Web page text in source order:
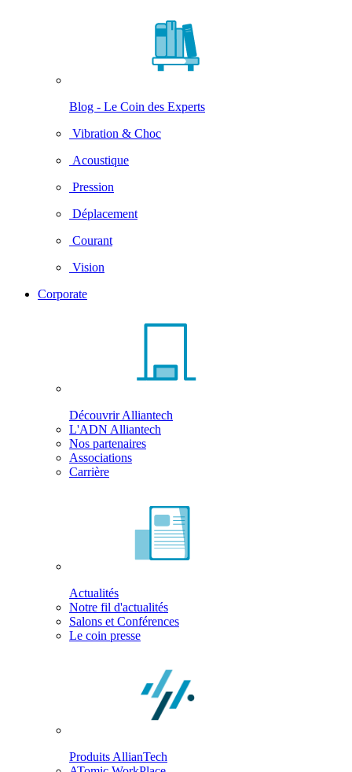
Blog - Le Coin des Experts
Vibration & Choc
Acoustique
Pression
Déplacement
Courant
Vision
Corporate
Découvrir Alliantech
L'ADN Alliantech
Nos partenaires
Associations
Carrière
Actualités
Notre fil d'actualités
Salons et Conférences
Le coin presse
Produits AllianTech